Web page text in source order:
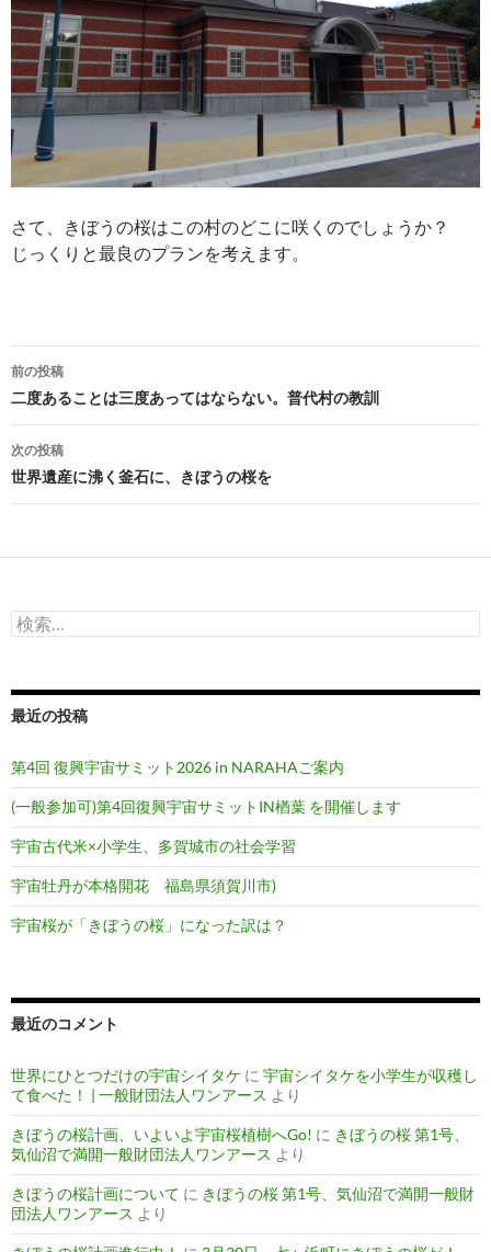
さて、きぼうの桜はこの村のどこに咲くのでしょうか？
じっくりと最良のプランを考えます。
投
稿
ナ
ビ
ー
ョ
前の投稿
二度あることは三度あってはならない。普代村の教訓
次の投稿
世界遺産に沸く釜石に、きぼうの桜を
検
索:
最近の投稿
第4回 復興宇宙サミット2026 in NARAHAご案内
(一般参加可)第4回復興宇宙サミットIN楢葉 を開催します
宇宙古代米×小学生、多賀城市の社会学習
宇宙牡丹が本格開花 福島県須賀川市)
宇宙桜が「きぼうの桜」になった訳は？
最近のコメント
世界にひとつだけの宇宙シイタケ に 宇宙シイタケを小学生が収穫し
て食べた！ | 一般財団法人ワンアース より
きぼうの桜計画、いよいよ宇宙桜植樹へGo! に きぼうの桜 第1号、
気仙沼で満開一般財団法人ワンアース より
きぼうの桜計画について に きぼうの桜 第1号、気仙沼で満開一般財
団法人ワンアース より